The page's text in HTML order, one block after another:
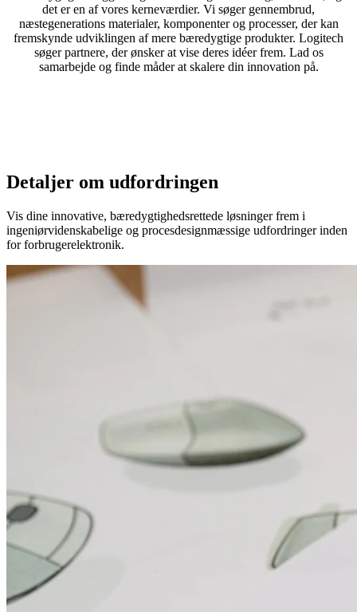
det er en af vores kerneværdier. Vi søger gennembrud,
næstegenerations materialer, komponenter og processer, der kan
fremskynde udviklingen af mere bæredygtige produkter. Logitech
søger partnere, der ønsker at vise deres idéer frem. Lad os
samarbejde og finde måder at skalere din innovation på.
Detaljer om udfordringen
Vis dine innovative, bæredygtighedsrettede løsninger frem i
ingeniørvidenskabelige og procesdesignmæssige udfordringer inden
for forbrugerelektronik.